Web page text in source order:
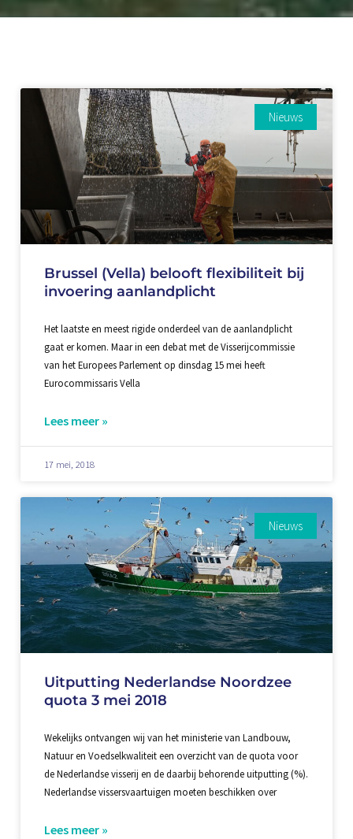
Nieuws
Brussel (Vella) belooft flexibiliteit bij
invoering aanlandplicht
Het laatste en meest rigide onderdeel van de aanlandplicht
gaat er komen. Maar in een debat met de Visserijcommissie
van het Europees Parlement op dinsdag 15 mei heeft
Eurocommissaris Vella
Lees meer »
17 mei, 2018
Nieuws
Uitputting Nederlandse Noordzee
quota 3 mei 2018
Wekelijks ontvangen wij van het ministerie van Landbouw,
Natuur en Voedselkwaliteit een overzicht van de quota voor
de Nederlandse visserij en de daarbij behorende uitputting (%).
Nederlandse vissersvaartuigen moeten beschikken over
Lees meer »